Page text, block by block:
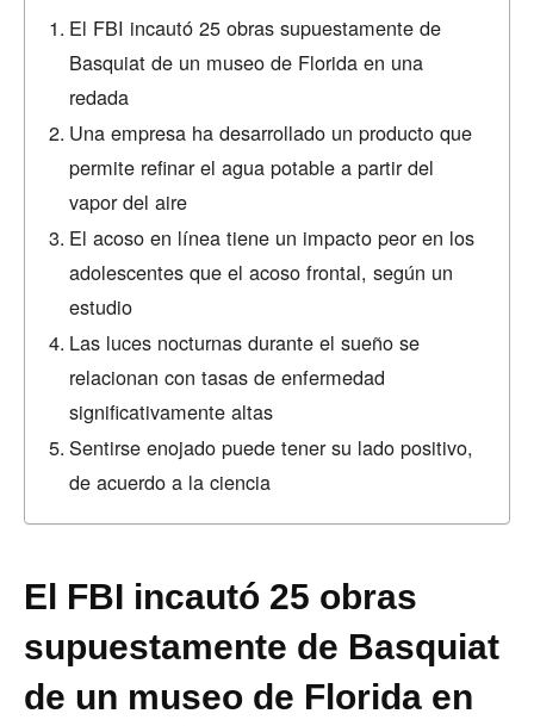
El FBI incautó 25 obras supuestamente de
Basquiat de un museo de Florida en una
redada
Una empresa ha desarrollado un producto que
permite refinar el agua potable a partir del
vapor del aire
El acoso en línea tiene un impacto peor en los
adolescentes que el acoso frontal, según un
estudio
Las luces nocturnas durante el sueño se
relacionan con tasas de enfermedad
significativamente altas
Sentirse enojado puede tener su lado positivo,
de acuerdo a la ciencia
El FBI incautó 25 obras
supuestamente de Basquiat
de un museo de Florida en